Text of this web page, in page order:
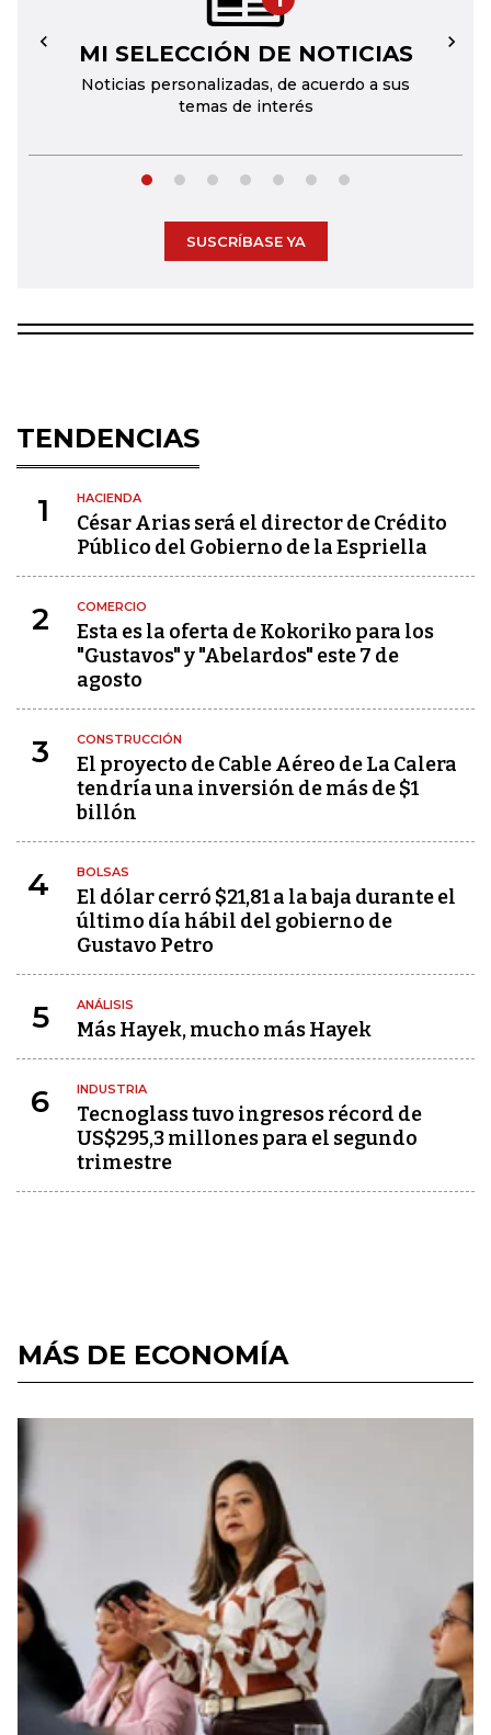
MI SELECCIÓN DE NOTICIAS
Noticias personalizadas, de acuerdo a sus
temas de interés
← →
SUSCRÍBASE YA
TENDENCIAS
1 HACIENDA
César Arias será el director de Crédito
Público del Gobierno de la Espriella
2 COMERCIO
Esta es la oferta de Kokoriko para los
"Gustavos" y "Abelardos" este 7 de
agosto
3 CONSTRUCCIÓN
El proyecto de Cable Aéreo de La Calera
tendría una inversión de más de $1
billón
4 BOLSAS
El dólar cerró $21,81 a la baja durante el
último día hábil del gobierno de
Gustavo Petro
5 ANÁLISIS
Más Hayek, mucho más Hayek
6 INDUSTRIA
Tecnoglass tuvo ingresos récord de
US$295,3 millones para el segundo
trimestre
MÁS DE ECONOMÍA